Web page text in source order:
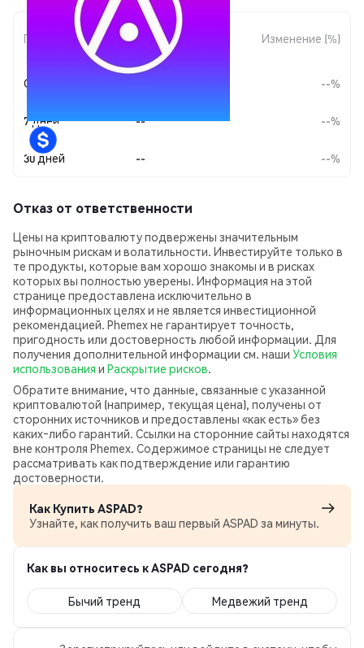
Период
Изменение
суммы
Изменение (%)
Сегодня --%
7 дней -- --%
30 дней -- --%
Отказ от ответственности
Цены на криптовалюту подвержены значительным
рыночным рискам и волатильности. Инвестируйте только в
те продукты, которые вам хорошо знакомы и в рисках
которых вы полностью уверены. Информация на этой
странице предоставлена исключительно в
информационных целях и не является инвестиционной
рекомендацией. Phemex не гарантирует точность,
пригодность или достоверность любой информации. Для
получения дополнительной информации см. наши Условия
использования и Раскрытие рисков.
Обратите внимание, что данные, связанные с указанной
криптовалютой (например, текущая цена), получены от
сторонних источников и предоставлены «как есть» без
каких‑либо гарантий. Ссылки на сторонние сайты находятся
вне контроля Phemex. Содержимое страницы не следует
рассматривать как подтверждение или гарантию
достоверности.
Как Купить ASPAD?
Узнайте, как получить ваш первый ASPAD за минуты.
Как вы относитесь к ASPAD сегодня?
Бычий тренд Медвежий тренд